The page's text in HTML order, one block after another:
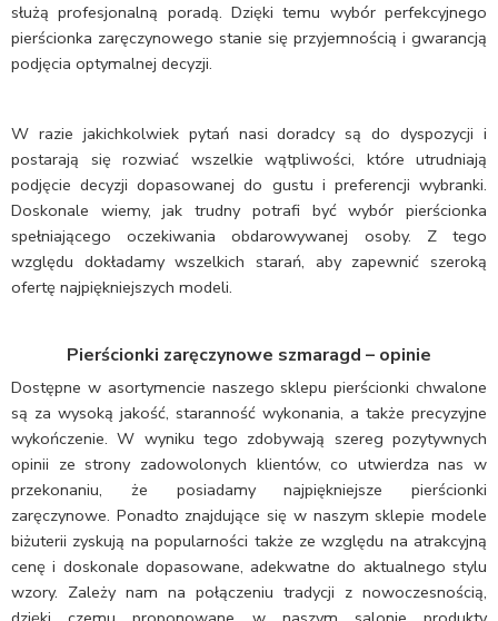
służą profesjonalną poradą. Dzięki temu wybór perfekcyjnego
pierścionka zaręczynowego stanie się przyjemnością i gwarancją
podjęcia optymalnej decyzji.
W razie jakichkolwiek pytań nasi doradcy są do dyspozycji i
postarają się rozwiać wszelkie wątpliwości, które utrudniają
podjęcie decyzji dopasowanej do gustu i preferencji wybranki.
Doskonale wiemy, jak trudny potrafi być wybór pierścionka
spełniającego oczekiwania obdarowywanej osoby. Z tego
względu dokładamy wszelkich starań, aby zapewnić szeroką
ofertę najpiękniejszych modeli.
Pierścionki zaręczynowe szmaragd – opinie
Dostępne w asortymencie naszego sklepu pierścionki chwalone
są za wysoką jakość, staranność wykonania, a także precyzyjne
wykończenie. W wyniku tego zdobywają szereg pozytywnych
opinii ze strony zadowolonych klientów, co utwierdza nas w
przekonaniu, że posiadamy najpiękniejsze pierścionki
zaręczynowe. Ponadto znajdujące się w naszym sklepie modele
biżuterii zyskują na popularności także ze względu na atrakcyjną
cenę i doskonale dopasowane, adekwatne do aktualnego stylu
wzory. Zależy nam na połączeniu tradycji z nowoczesnością,